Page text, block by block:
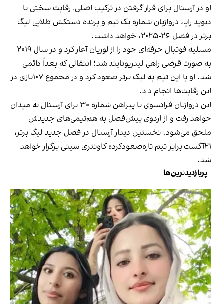
او در آرسنال برای قرار گرفتن در ترکیب اصلی، رقابت سختی با
دیوید رایا، دروازبان شماره یک تیم و برنده دستکش طلایی لیگ
برتر در فصل ۲۶-۲۰۲۵، خواهد داشت.
مسلیه فوتبال حرفه‌ای خود را از لوریان آغاز کرد و در سال ۲۰۱۹
به صورت قرضی راهی لیدزیونایتد شد؛ انتقالی که بعداً دائمی
شد. او با این تیم به لیگ برتر صعود کرد و در مجموع ۱۰۷بازی در
این رقابت‌ها انجام داد.
این دروازبان فرانسوی با پیراهن شماره ۳۰ برای آرسنال به میدان
خواهد رفت و از اردوی پیش‌فصل به هم‌تیمی‌های جدیدش
ملحق می‌شود. نخستین دیدار آرسنال در فصل جدید لیگ برتر،
۲۱آگست برابر تیم تازه‌صعودکرده کاونتری سیتی برگزار خواهد
شد.
پربازدیدترین‌ها